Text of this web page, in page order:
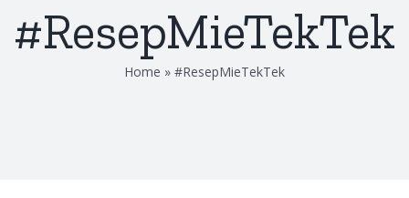
#ResepMieTekTek
Home » #ResepMieTekTek